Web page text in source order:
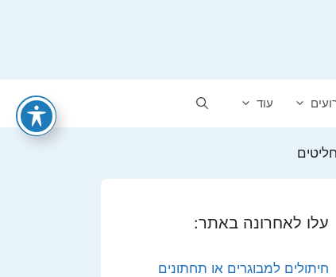
עוד
עלו לאחרונה באתר:
חיתולים למבוגרים או תחתונים